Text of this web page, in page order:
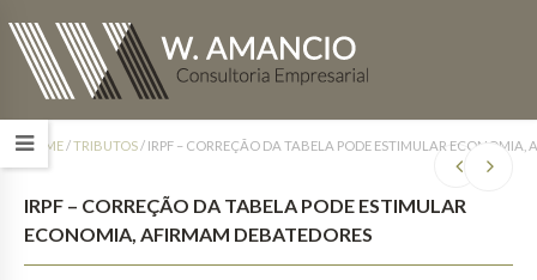
HOME/TRIBUTOS/ IRPF – CORREÇÃO DA TABELA PODE ESTIMULAR ECONOMIA,
IRPF – CORREÇÃO DA TABELA PODE ESTIMULAR
ECONOMIA, AFIRMAM DEBATEDORES